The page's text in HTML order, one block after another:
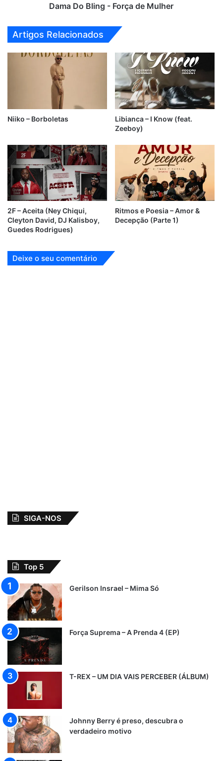
Dama Do Bling - Força de Mulher
Artigos Relacionados
Niiko – Borboletas
Libianca – I Know (feat.
Zeeboy)
2F – Aceita (Ney Chiqui,
Cleyton David, DJ Kalisboy,
Guedes Rodrigues)
Ritmos e Poesia – Amor &
Decepção (Parte 1)
Deixe o seu comentário
SIGA-NOS
Top 5
Gerilson Insrael – Mima Só
Força Suprema – A Prenda 4 (EP)
T-REX – UM DIA VAIS PERCEBER (ÁLBUM)
Johnny Berry é preso, descubra o
verdadeiro motivo